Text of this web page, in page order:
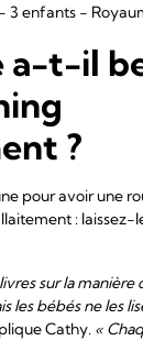
3 enfants -
a-t-il
?
pour avoir une
: laissez-
sur la manière
les bébés ne les
Cathy. «